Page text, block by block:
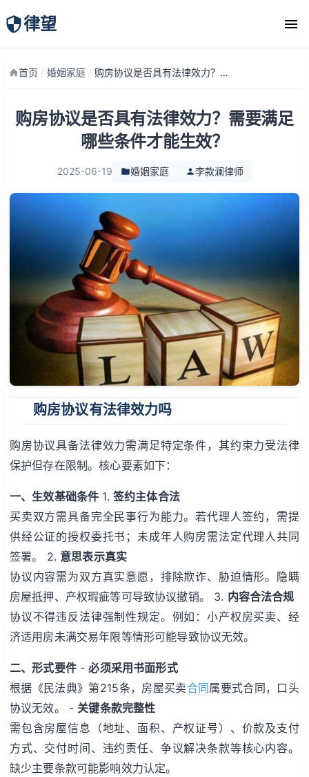
律望
律师团队
首页 / 婚姻家庭 / 购房协议是否具有法律效力？需要满足哪些条件才能生效？
购房协议是否具有法律效力？需要满足
哪些条件才能生效？
2025-06-19 婚姻家庭 李款澜律师
购房协议有法律效力吗
购房协议具备法律效力需满足特定条件，其约束力受法律
保护但存在限制。核心要素如下：
一、生效基础条件 1. 签约主体合法
买卖双方需具备完全民事行为能力。若代理人签约，需提
供经公证的授权委托书；未成年人购房需法定代理人共同
签署。 2. 意思表示真实
协议内容需为双方真实意愿，排除欺诈、胁迫情形。隐瞒
房屋抵押、产权瑕疵等可导致协议撤销。 3. 内容合法合规
协议不得违反法律强制性规定。例如：小产权房买卖、经
济适用房未满交易年限等情形可能导致协议无效。
二、形式要件-必须采用书面形式
根据《民法典》第215条，房屋买卖合同属要式合同，口头
协议无效。 - 关键条款完整性
需包含房屋信息（地址、面积、产权证号）、价款及支付
方式、交付时间、违约责任、争议解决条款等核心内容。
缺少主要条款可能影响效力认定。